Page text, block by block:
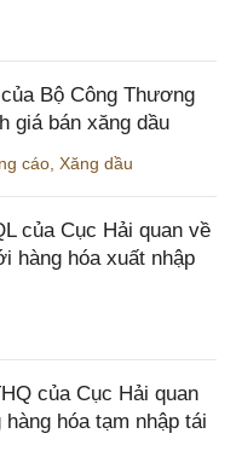
Bộ Công Thương
giá bán xăng dầu
cáo Xăng dầu
của Cục Hải quan về
hàng hóa xuất nhập
của Cục Hải quan
hóa tạm nhập tái